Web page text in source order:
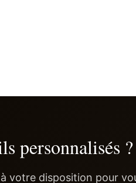
personnalisés ?
votre disposition pour